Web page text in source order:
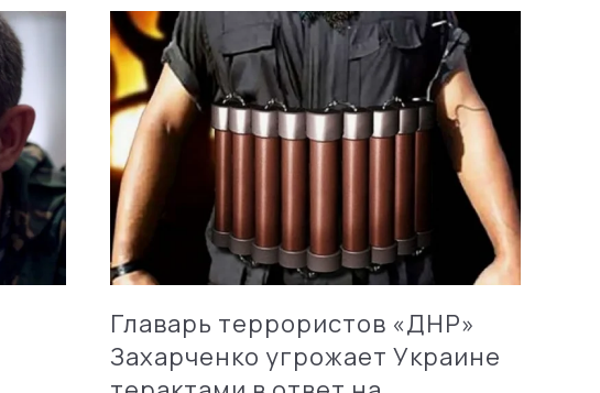
Главарь террористов «ДНР»
Захарченко угрожает Украине